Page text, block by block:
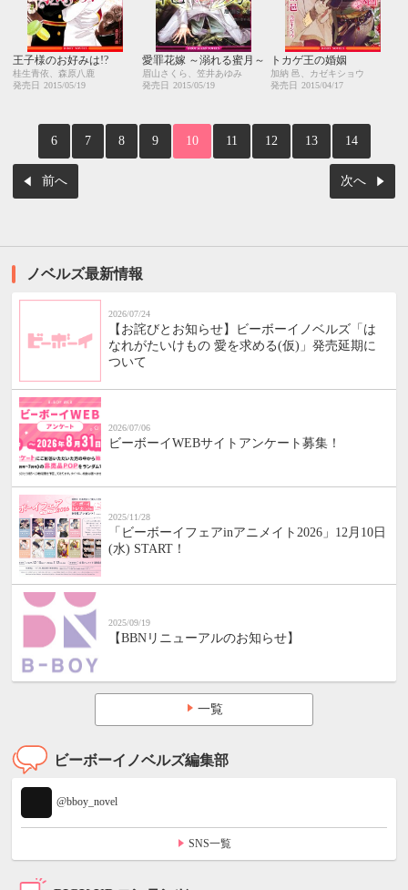
王子様のお好みは!?
桂生青依、森原八鹿
発売日
2015/05/19
愛罪花嫁 ～溺れる蜜月～
眉山さくら、笠井あゆみ
発売日
2015/05/19
トカゲ王の婚姻
加納 邑、カゼキショウ
発売日
2015/04/17
前へ
6 7 8 9 10 11 12 13 14
次へ
ノベルズ最新情報
2026/07/24
【お詫びとお知らせ】ビーボーイノベルズ「は
なれがたいけもの 愛を求める(仮)」発売延期に
ついて
2026/07/06
ビーボーイWEBサイトアンケート募集！
2025/11/28
「ビーボーイフェアinアニメイト2026」12月10日
(水) START！
2025/09/19
【BBNリニューアルのお知らせ】
一覧
ビーボーイノベルズ編集部
@bboy_novel
SNS一覧